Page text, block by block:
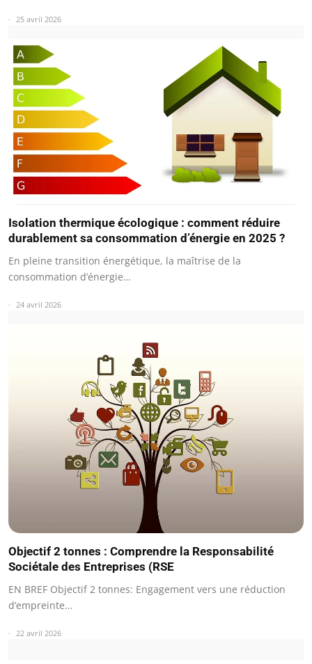
25 avril 2026
Isolation thermique écologique : comment réduire
durablement sa consommation d’énergie en 2025 ?
En pleine transition énergétique, la maîtrise de la
consommation d’énergie…
24 avril 2026
Objectif 2 tonnes : Comprendre la Responsabilité
Sociétale des Entreprises (RSE
EN BREF Objectif 2 tonnes: Engagement vers une réduction
d’empreinte…
22 avril 2026